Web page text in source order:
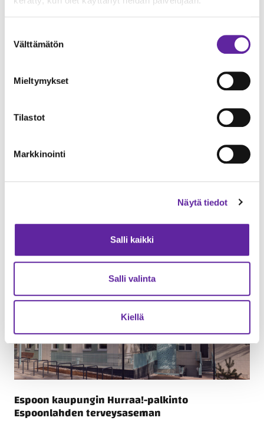
valinta
Välttämätön
Mieltymykset
Tilastot
Markkinointi
Näytä tiedot
Salli kaikki
Salli valinta
Kiellä
Jatke urakoi Etelä-Karjalan hyvinvointialueelle
Espoon kaupungin Hurraa!-palkinto
Espoonlahden terveysaseman